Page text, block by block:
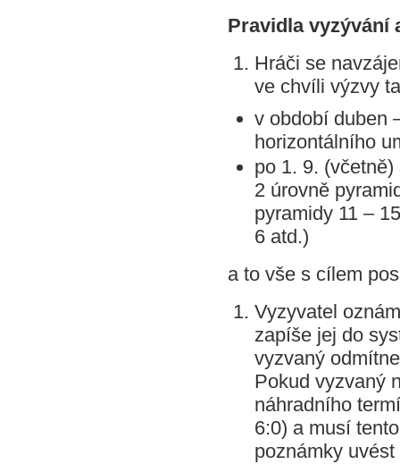
Pravidla vyzývání
Hráči se
ve chvíli výzvy
v období duben
horizontálního
po 1. 9.
2 úrovně
pyramidy 11 –
6 atd.)
a to vše s cílem
Vyzyvatel
zapíše jej do
vyzvaný
Pokud vyzvaný
náhradního
6:0) a musí
poznámky